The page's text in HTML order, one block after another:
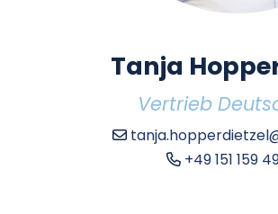
Tanja
Vertrieb
+49 151 159